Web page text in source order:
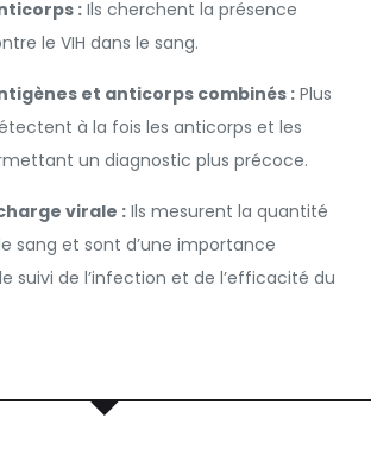
:Ils cherchent la présence
le VIH dans le sang.
et anticorps combinés :Plus
à la fois les anticorps et les
un diagnostic plus précoce.
virale :Ils mesurent la quantité
sang et sont d’une importance
suivi de l’infection et de l’efficacité du